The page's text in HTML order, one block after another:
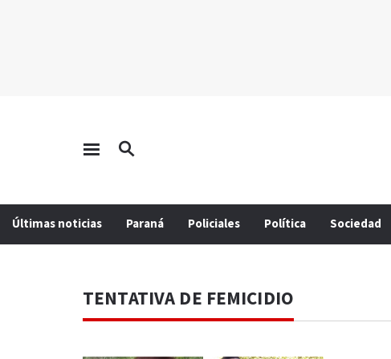
Últimas noticias Paraná Policiales Política Sociedad
TENTATIVA DE FEMICIDIO